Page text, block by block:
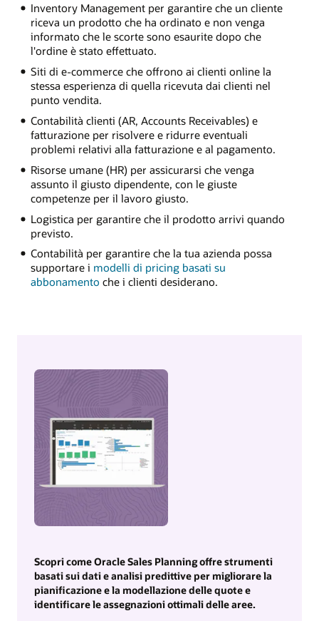
Inventory Management per garantire che un cliente
riceva un prodotto che ha ordinato e non venga
informato che le scorte sono esaurite dopo che
l'ordine è stato effettuato.
Siti di e-commerce che offrono ai clienti online la
stessa esperienza di quella ricevuta dai clienti nel
punto vendita.
Contabilità clienti (AR, Accounts Receivables) e
fatturazione per risolvere e ridurre eventuali
problemi relativi alla fatturazione e al pagamento.
Risorse umane (HR) per assicurarsi che venga
assunto il giusto dipendente, con le giuste
competenze per il lavoro giusto.
Logistica per garantire che il prodotto arrivi quando
previsto.
Contabilità per garantire che la tua azienda possa
supportare i modelli di pricing basati su
abbonamento che i clienti desiderano.
Scopri come Oracle Sales Planning offre strumenti
basati sui dati e analisi predittive per migliorare la
pianificazione e la modellazione delle quote e
identificare le assegnazioni ottimali delle aree.